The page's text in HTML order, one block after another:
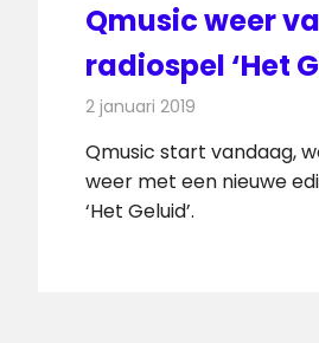
Qmusic weer
radiospel ‘Het
2 januari 2019
Qmusic start vandaag,
weer met een nieuwe
‘Het Geluid’.